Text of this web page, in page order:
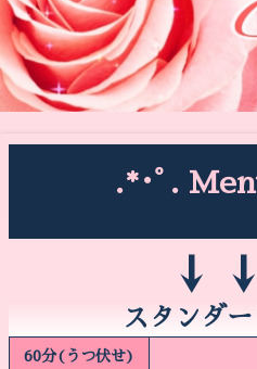
.*･ﾟ.
↓
スタンダ
60分(うつ伏せ)